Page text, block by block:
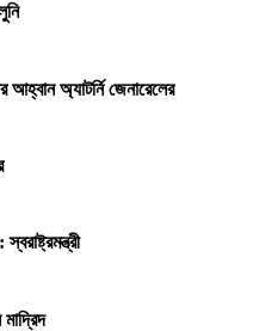
অ্যাটর্নি জেনারেলের